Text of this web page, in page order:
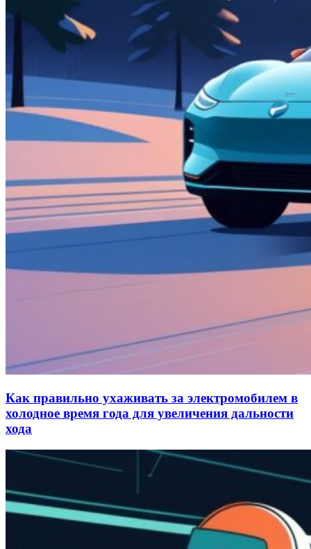
Как правильно ухаживать за электромобилем в
холодное время года для увеличения дальности
хода